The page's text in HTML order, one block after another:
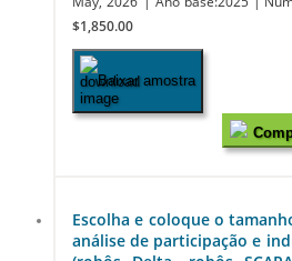
$1,850.00
Baixar amostra
Escolha e coloque o
análise de participação e